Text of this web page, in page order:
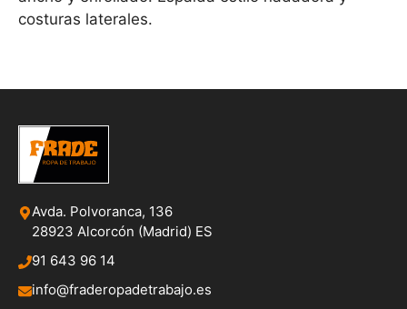
costuras laterales.
Avda. Polvoranca, 136
28923 Alcorcón (Madrid) ES
91 643 96 14
info@fraderopadetrabajo.es